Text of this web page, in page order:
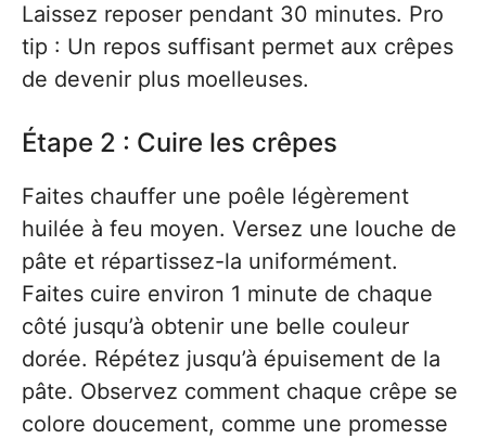
Laissez reposer pendant 30 minutes. Pro
tip : Un repos suffisant permet aux crêpes
de devenir plus moelleuses.
Étape 2 : Cuire les crêpes
Faites chauffer une poêle légèrement
huilée à feu moyen. Versez une louche de
pâte et répartissez-la uniformément.
Faites cuire environ 1 minute de chaque
côté jusqu’à obtenir une belle couleur
dorée. Répétez jusqu’à épuisement de la
pâte. Observez comment chaque crêpe se
colore doucement, comme une promesse